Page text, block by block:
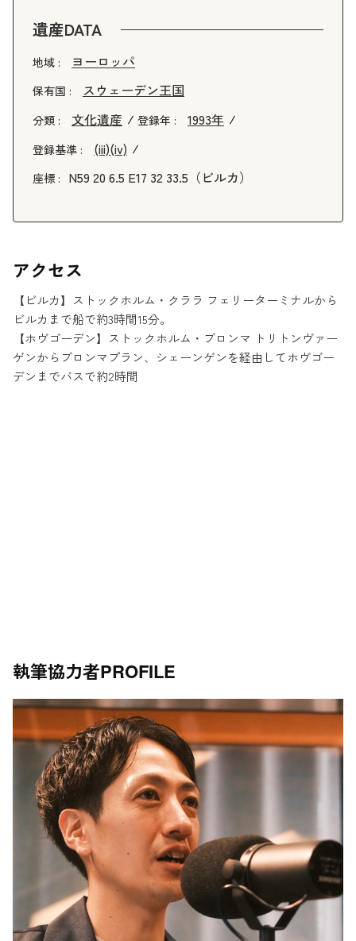
遺産DATA
地域 : ヨーロッパ
保有国 : スウェーデン王国
分類 : 文化遺産 登録年 : 1993年
登録基準 : (iii)(iv)
座標 : N59 20 6.5 E17 32 33.5（ビルカ）
アクセス
【ビルカ】ストックホルム・クララ フェリーターミナルから
ビルカまで船で約3時間15分。
【ホヴゴーデン】ストックホルム・ブロンマ トリトンヴァー
ゲンからブロンマプラン、シェーンゲンを経由してホヴゴー
デンまでバスで約2時間
執筆協力者PROFILE